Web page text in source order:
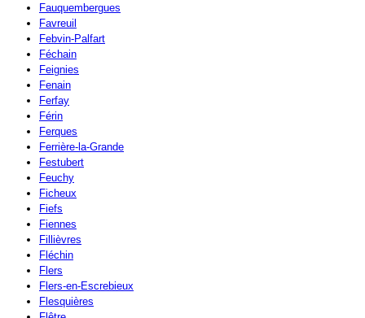
Fauquembergues
Favreuil
Febvin-Palfart
Féchain
Feignies
Fenain
Ferfay
Férin
Ferques
Ferrière-la-Grande
Festubert
Feuchy
Ficheux
Fiefs
Fiennes
Fillièvres
Fléchin
Flers
Flers-en-Escrebieux
Flesquières